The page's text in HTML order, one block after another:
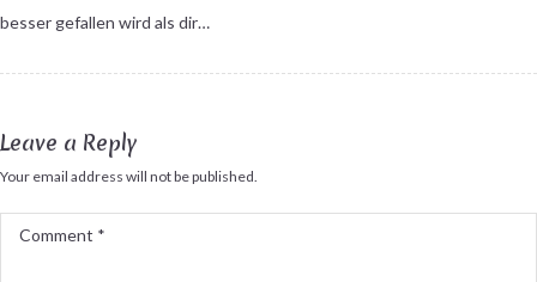
besser gefallen wird als dir…
Leave a Reply
Your email address will not be published.
Comment